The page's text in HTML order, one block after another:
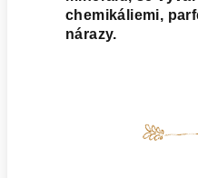
chemikáliemi,
nárazy.